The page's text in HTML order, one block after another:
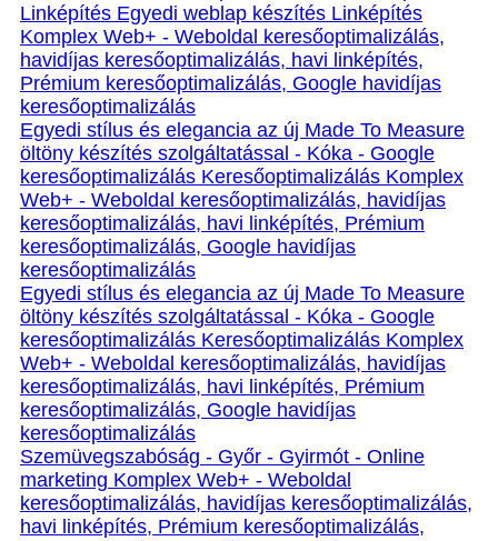
Linképítés Egyedi weblap készítés Linképítés
Komplex Web+ - Weboldal keresőoptimalizálás,
havidíjas keresőoptimalizálás, havi linképítés,
Prémium keresőoptimalizálás, Google havidíjas
keresőoptimalizálás
Egyedi stílus és elegancia az új Made To Measure
öltöny készítés szolgáltatással - Kóka - Google
keresőoptimalizálás Keresőoptimalizálás Komplex
Web+ - Weboldal keresőoptimalizálás, havidíjas
keresőoptimalizálás, havi linképítés, Prémium
keresőoptimalizálás, Google havidíjas
keresőoptimalizálás
Egyedi stílus és elegancia az új Made To Measure
öltöny készítés szolgáltatással - Kóka - Google
keresőoptimalizálás Keresőoptimalizálás Komplex
Web+ - Weboldal keresőoptimalizálás, havidíjas
keresőoptimalizálás, havi linképítés, Prémium
keresőoptimalizálás, Google havidíjas
keresőoptimalizálás
Szemüvegszabóság - Győr - Gyirmót - Online
marketing Komplex Web+ - Weboldal
keresőoptimalizálás, havidíjas keresőoptimalizálás,
havi linképítés, Prémium keresőoptimalizálás,